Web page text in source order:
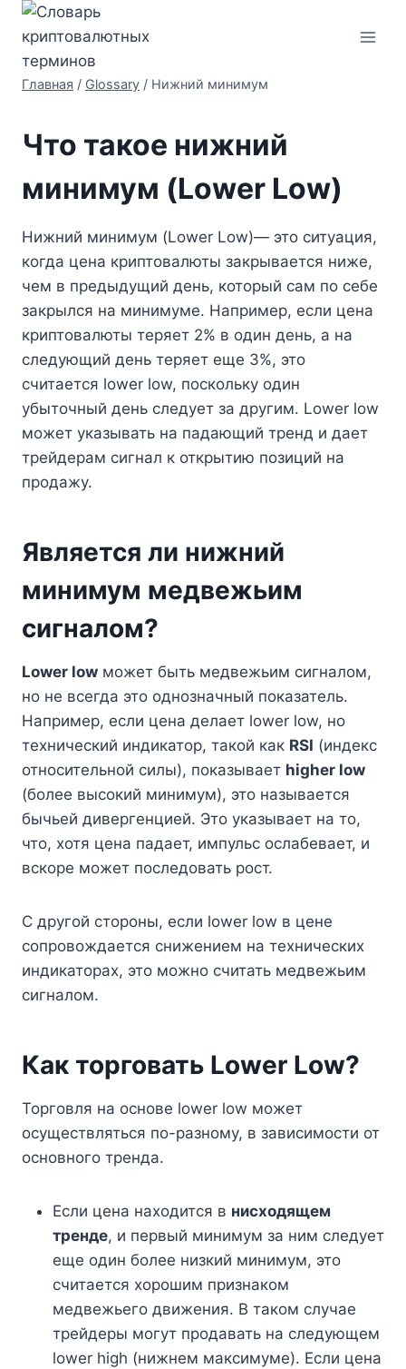
Перейти
содержимому
Главная / Glossary / Нижний минимум
Что такое нижний
минимум (Lower Low)
Нижний минимум (Lower Low)— это ситуация,
когда цена криптовалюты закрывается ниже,
чем в предыдущий день, который сам по себе
закрылся на минимуме. Например, если цена
криптовалюты теряет 2% в один день, а на
следующий день теряет еще 3%, это
считается lower low, поскольку один
убыточный день следует за другим. Lower low
может указывать на падающий тренд и дает
трейдерам сигнал к открытию позиций на
продажу.
Является ли нижний
минимум медвежьим
сигналом?
Lower low может быть медвежьим сигналом,
но не всегда это однозначный показатель.
Например, если цена делает lower low, но
технический индикатор, такой как RSI (индекс
относительной силы), показывает higher low
(более высокий минимум), это называется
бычьей дивергенцией. Это указывает на то,
что, хотя цена падает, импульс ослабевает, и
вскоре может последовать рост.
С другой стороны, если lower low в цене
сопровождается снижением на технических
индикаторах, это можно считать медвежьим
сигналом.
Как торговать Lower Low?
Торговля на основе lower low может
осуществляться по-разному, в зависимости от
основного тренда.
Если цена находится в нисходящем
тренде, и первый минимум за ним следует
еще один более низкий минимум, это
считается хорошим признаком
медвежьего движения. В таком случае
трейдеры могут продавать на следующем
lower high (нижнем максимуме). Если цена